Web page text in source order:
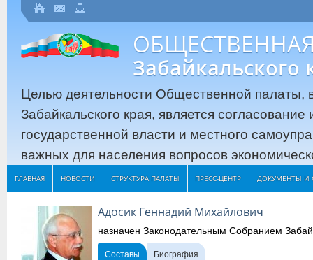
Забайкальского
Целью деятельности Общественной палаты,
Забайкальского края, является
государственной власти и местного
важных для населения вопросов
ГЛАВНАЯ НОВОСТИ СТРУКТУРА ПАЛАТЫ ПРЕСС-ЦЕНТР ДОКУМЕНТЫ И
Адосик Геннадий Михайлович
назначен Законодательным Собранием
Составы Биография